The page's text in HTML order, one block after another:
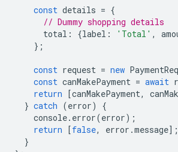
const details = {
// Dummy shopping details
total : {label : 'Total' ,
};
const request = new
const canMakePayment = await
return
[canMakePayment,
} catch (error)
{
console. error(error);
return
[false, error .message];
}